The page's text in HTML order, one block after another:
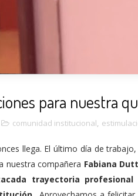
para nuestra
comunidad institucional,
llega. El último día de
nuestra compañera Fabiana
trayectoria